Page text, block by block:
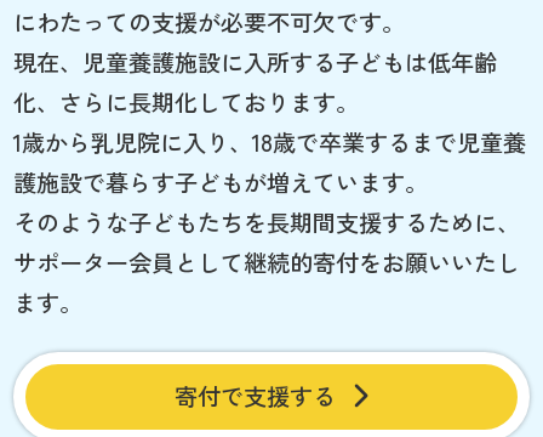
にわたっての支援が必要不可欠です。
現在、児童養護施設に入所する子どもは低年齢
化、さらに長期化しております。
1歳から乳児院に入り、18歳で卒業するまで児童養
護施設で暮らす子どもが増えています。
そのような子どもたちを長期間支援するために、
サポーター会員として継続的寄付をお願いいたし
ます。
寄付で支援する